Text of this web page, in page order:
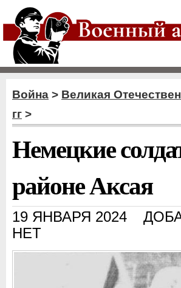
Война > Великая
гг >
Немецкие
районе Аксая
19 ЯНВАРЯ 2024
НЕТ